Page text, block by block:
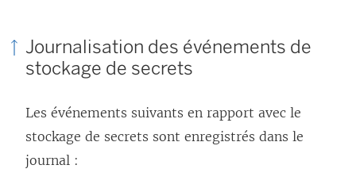
Journalisation des événements de
stockage de secrets
Les événements suivants en rapport avec le
stockage de secrets sont enregistrés dans le
journal :